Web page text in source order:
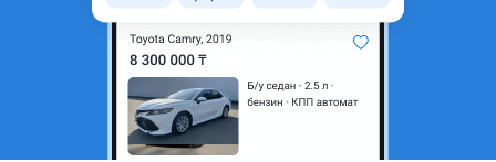
2010 - 2013 2 поколение
Кроссовер
Объем двигателя, л